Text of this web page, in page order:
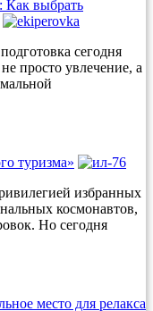
Как выбрать
сегодня
просто увлечение, а
туризма»
избранных
космонавтов,
Но сегодня
место для релакса